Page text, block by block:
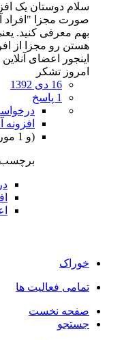
سلام دوستان یک
صورت مجزا "افراد
بهم معرفی کنید.
هستن رو مجزا از
اینجور اعضای
امروز تشکر
16 دی 1392
1 پاسخ
افزونه
(و 1 مورد دیگر)
برچسب
خوراک
تمامی فعالیت ها
صفحه نخست
جستجو